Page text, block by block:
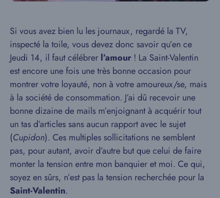
Si vous avez bien lu les journaux, regardé la TV,
inspecté la toile, vous devez donc savoir qu’en ce
Jeudi 14, il faut célébrer l’amour ! La Saint-Valentin
est encore une fois une très bonne occasion pour
montrer votre loyauté, non à votre amoureux/se, mais
à la société de consommation. J’ai dû recevoir une
bonne dizaine de mails m’enjoignant à acquérir tout
un tas d’articles sans aucun rapport avec le sujet
(Cupidon). Ces multiples sollicitations ne semblent
pas, pour autant, avoir d’autre but que celui de faire
monter la tension entre mon banquier et moi. Ce qui,
soyez en sûrs, n’est pas la tension recherchée pour la
Saint-Valentin.